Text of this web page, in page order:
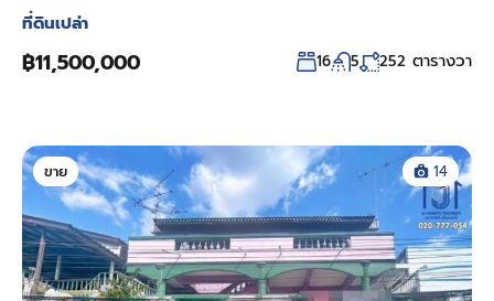
ที่ดินเปล่า
฿11,500,000 16 5 252 ตารางวา
ขาย 14